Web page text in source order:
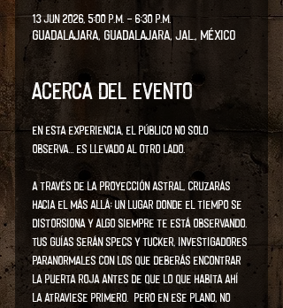
13 jun 2026, 5:00 p.m. – 6:30 p.m.
Guadalajara, Guadalajara, Jal., México
Acerca del evento
En esta experiencia, el público no solo
observa… Es llevado al otro lado.
A través de la proyección astral, cruzarás
hacia el Más Allá: un lugar donde el tiempo se
distorsiona y algo siempre te está observando.
Tus guías serán Specs y Tucker, investigadores
paranormales con los que deberás encontrar
la puerta roja antes de que lo que habita ahí
la atraviese primero.  Pero en ese plano, no